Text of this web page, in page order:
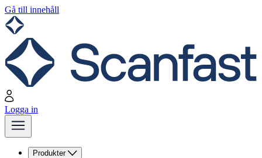
Gå till innehåll
Logga in
Produkter